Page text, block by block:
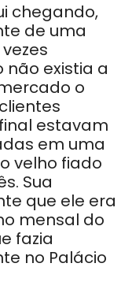
chegando,
de uma
existia a
o
estavam
em uma
velho fiado
Sua
que ele era
mensal do
fazia
no Palácio